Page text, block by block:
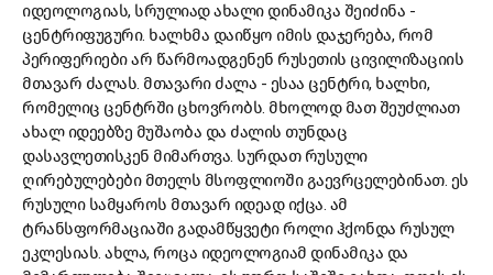
იდეოლოგიას, სრულიად ახალი დინამიკა შეიძინა -
ცენტრიფუგური. ხალხმა დაიწყო იმის დაჯერება, რომ
პერიფერიები არ წარმოადგენენ რუსეთის ცივილიზაციის
მთავარ ძალას. მთავარი ძალა - ესაა ცენტრი, ხალხი,
რომელიც ცენტრში ცხოვრობს. მხოლოდ მათ შეუძლიათ
ახალ იდეებზე მუშაობა და ძალის თუნდაც
დასავლეთისკენ მიმართვა. სურდათ რუსული
ღირებულებები მთელს მსოფლიოში გაევრცელებინათ. ეს
რუსული სამყაროს მთავარ იდეად იქცა. ამ
ტრანსფორმაციაში გადამწყვეტი როლი ჰქონდა რუსულ
ეკლესიას. ახლა, როცა იდეოლოგიამ დინამიკა და